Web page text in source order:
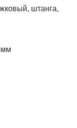
штанга,